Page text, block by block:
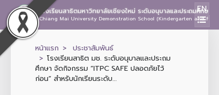
โรงเรียนสาธิตมหาวิทยาลัยเชียงใหม่ ระดับอนุบาลและประถมศึกษา
Chiang Mai University Demonstration School (Kindergarten and
EN
หน้าแรก
ประชาสัมพันธ์
โรงเรียนสาธิต มช. ระดับอนุบาลและประถม
ศึกษา จัดกิจกรรม “ITPC SAFE ปลอดภัยไว้
ก่อน” สำหรับนักเรียนระดับ...